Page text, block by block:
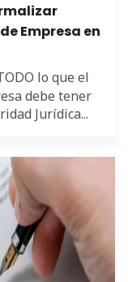
Empresa en
lo que el
debe tener
Jurídica...